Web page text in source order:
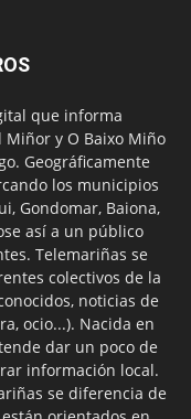
que informa
Miñor y O Baixo Miño
Geográficamente
los municipios
Gondomar, Baiona,
así a un público
Telemariñas se
colectivos de la
noticias de
ocio...). Nacida en
dar un poco de
información local.
se diferencia de